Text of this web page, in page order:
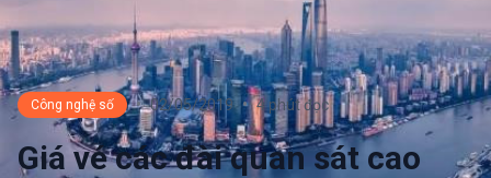
Công nghệ số • 02/05/2019 • 4 phút đọc
Giá vé các đài quan sát cao